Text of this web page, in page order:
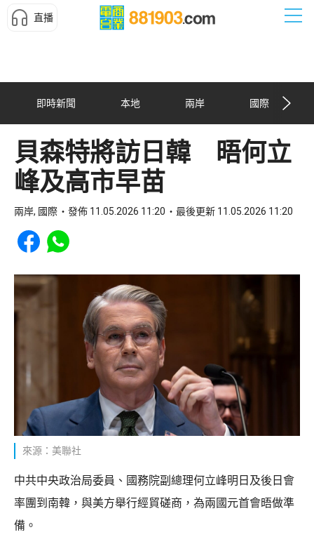
直播
即時新聞 本地 兩岸 國際
貝森特將訪日韓 晤何立
峰及高市早苗
兩岸, 國際 發佈 11.05.2026 11:20 最後更新 11.05.2026 11:20
Share to Facebook
Share to WhatsApp
來源：美聯社
中共中央政治局委員、國務院副總理何立峰明日及後日會
率團到南韓，與美方舉行經貿磋商，為兩國元首會晤做準
備。